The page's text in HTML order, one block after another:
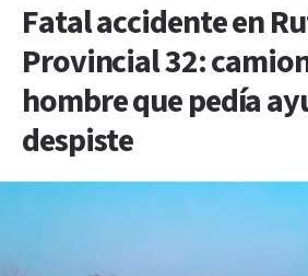
Fatal accidente en
Provincial 32:
hombre que pedía
despiste